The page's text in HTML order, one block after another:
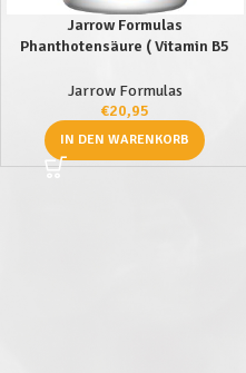
Jarrow Formulas
Phanthotensäure ( Vitamin B5
x100caps – Pantothenische
Säure
Jarrow Formulas
€20,95
IN DEN WARENKORB